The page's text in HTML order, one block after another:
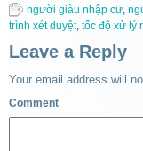
người giàu nhập cư,
trình xét duyệt, tốc độ xử lý
Leave a Reply
Your email address will
Comment